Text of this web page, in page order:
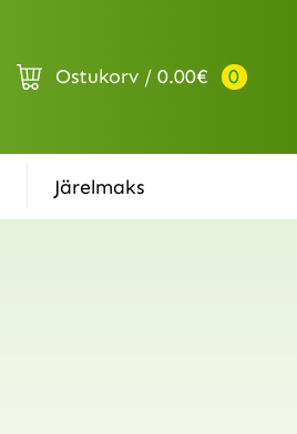
Ostukorv 0.00€ 0
Järelmaks